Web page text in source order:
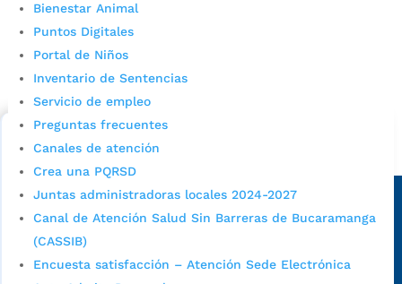
Bienestar Animal
Puntos Digitales
Portal de Niños
Inventario de Sentencias
Servicio de empleo
Preguntas frecuentes
Canales de atención
Crea una PQRSD
Juntas administradoras locales 2024-2027
Canal de Atención Salud Sin Barreras de Bucaramanga
(CASSIB)
Encuesta satisfacción – Atención Sede Electrónica
Cupos Escolares Bucaramanga 2022
Consulta aqui los pasos para inscribirse y solicitar un
Alcaldía de Bucaramanga
Sede principal